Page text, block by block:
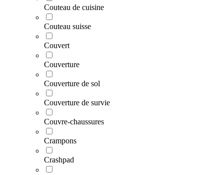
Couteau de cuisine
Couteau suisse
Couvert
Couverture
Couverture de sol
Couverture de survie
Couvre-chaussures
Crampons
Crashpad